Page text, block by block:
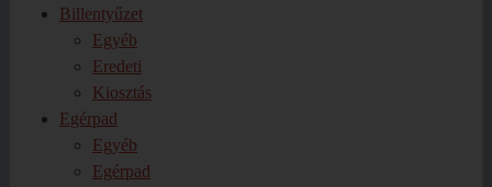
Billentyűzet
Egyéb
Eredeti
Kiosztás
Egérpad
Egyéb
Egérpad